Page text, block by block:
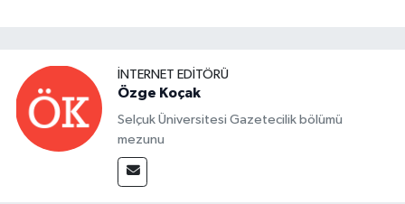
İNTERNET EDITÖRÜ
Özge Koçak
Selçuk Üniversitesi Gazetecilik bölümü
mezunu